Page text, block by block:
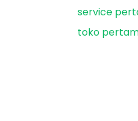
service
toko